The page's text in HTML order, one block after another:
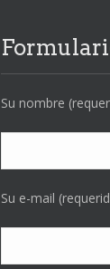
Su nombre
Su e-mail